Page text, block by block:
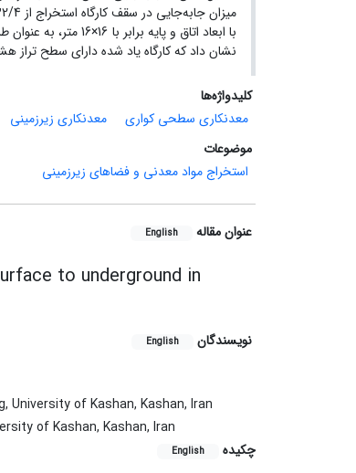
با ابعاد اتاق و
نشان داد که کارگاه یاد شده دارای سطح تراز هشدار 2 بوده است، بنابراین این کارگاه پایدار و
کلیدواژه‌ها
معدنکاری سطحی کواری
معدنکاری زیرزمینی
موضوعات
استخراج مواد معدنی و فضاهای زیرزمینی
عنوان مقاله English
to underground in
نویسندگان English
University of Kashan, Kashan, Iran
of Kashan, Kashan, Iran
چکیده
English